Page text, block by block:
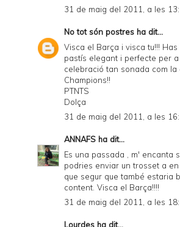
31 de maig del 2011, a les
No tot són postres ha dit...
Visca el Barça i visca tu!!! Has
pastís elegant i perfecte per a
celebració tan sonada com la
Champions!!
PTNTS
Dolça
31 de maig del 2011, a les
ANNAFS ha dit...
Es una passada , m' encanta
podries enviar un trosset a en
que segur que també estaria
content. Visca el Barça!!!!
31 de maig del 2011, a les
Lourdes ha dit...